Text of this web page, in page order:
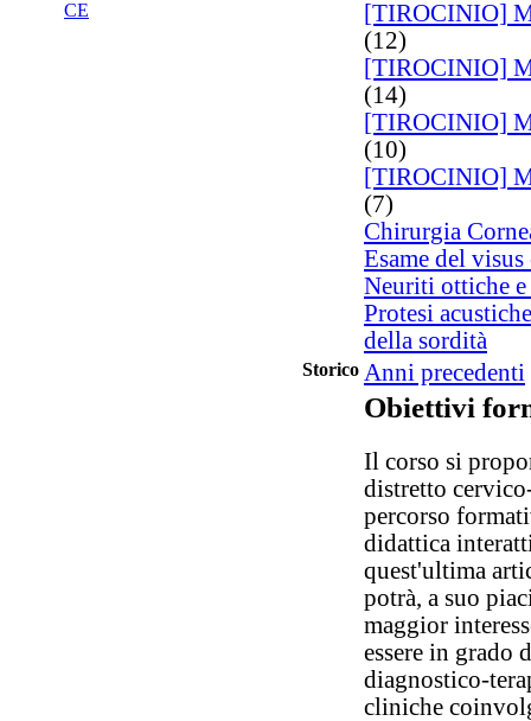
CE
[TIROCINIO]
(12)
[TIROCINIO]
(14)
[TIROCINIO]
(10)
[TIROCINIO]
(7)
Chirurgia
Esame del
Neuriti ottiche
Protesi
della sordità
Storico Anni precedenti
Obiettivi
Il corso si
distretto
percorso
didattica
quest'ultima
potrà, a suo
maggior
essere in grado
diagnostico-
cliniche